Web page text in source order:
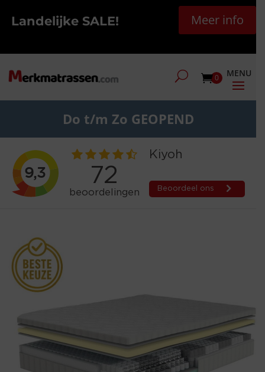
Landelijke SALE! Meer info
0
Do t/m Zo GEOPEND